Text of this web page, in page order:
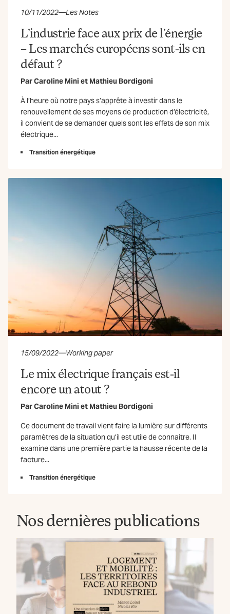
10/11/2022—Les Notes
L’industrie face aux prix de l’énergie
– Les marchés européens sont-ils en
défaut ?
ParCaroline Mini et Mathieu Bordigoni
À l’heure où notre pays s’apprête à investir dans le
renouvellement de ses moyens de production d’électricité,
il convient de se demander quels sont les effets de son mix
électrique...
Transition énergétique
15/09/2022—Working paper
Le mix électrique français est-il
encore un atout ?
ParCaroline Mini et Mathieu Bordigoni
Ce document de travail vient faire la lumière sur différents
paramètres de la situation qu’il est utile de connaitre. Il
examine dans une première partie la hausse récente de la
facture...
Transition énergétique
Nos dernières publications